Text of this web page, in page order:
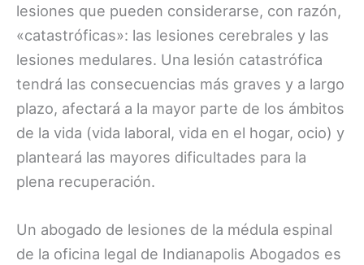
lesiones que pueden considerarse, con razón,
«catastróficas»: las lesiones cerebrales y las
lesiones medulares. Una lesión catastrófica
tendrá las consecuencias más graves y a largo
plazo, afectará a la mayor parte de los ámbitos
de la vida (vida laboral, vida en el hogar, ocio) y
planteará las mayores dificultades para la
plena recuperación.
Un abogado de lesiones de la médula espinal
de la oficina legal de Indianapolis Abogados es